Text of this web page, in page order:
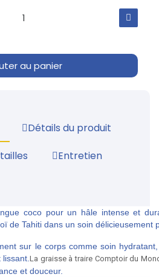
au panier
Détails du produit
Entretien
coco pour un hâle intense et
de Tahiti dans un soin
sur le corps comme soin
lissant.La graisse à traire Comptoir du
et douceur.